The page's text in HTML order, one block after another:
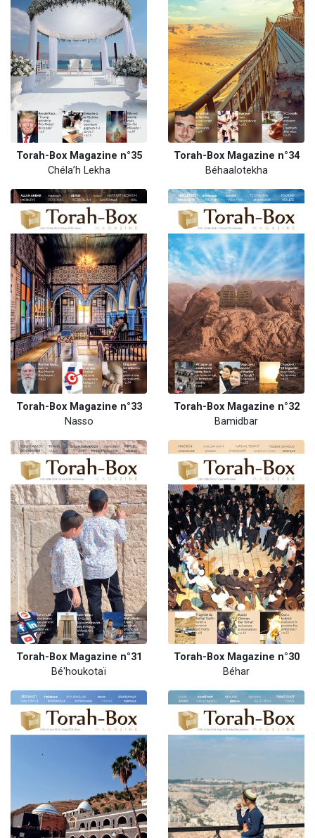
Torah-Box Magazine n°35
Chéla’h Lekha
Torah-Box Magazine n°34
Béhaalotekha
Torah-Box Magazine n°33
Nasso
Torah-Box Magazine n°32
Bamidbar
Torah-Box Magazine n°31
Bé'houkotaï
Torah-Box Magazine n°30
Béhar